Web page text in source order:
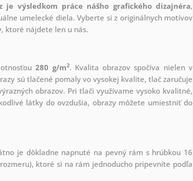
je výsledkom práce nášho grafického dizajnéra,
umelecké diela. Vyberte si z originálnych motívov
ktoré nájdete len u nás.
280 g/m2. Kvalita obrazov spočíva nielen v
sú tlačené pomaly vo vysokej kvalite, tlač zaručuje
obrazov. Pri tlači využívame vysoko kvalitné,
látky do ovzdušia, obrazy môžete umiestniť do
je dôkladne napnuté na pevný rám s hrúbkou 16
ktoré si na rám jednoducho pripevníte podľa